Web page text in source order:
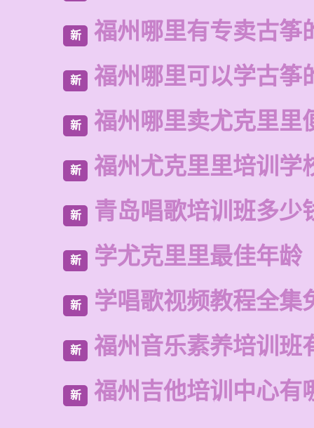
新 福州哪里有专卖古筝
新 福州哪里可以学古筝
新 福州哪里卖尤克里里
新 福州尤克里里培训学
新 青岛唱歌培训班多少
新 学尤克里里最佳年龄
新 学唱歌视频教程全集
新 福州音乐素养培训班
新 福州吉他培训中心有